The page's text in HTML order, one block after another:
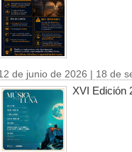
de junio de 2026 | 18 de
XVI Edición